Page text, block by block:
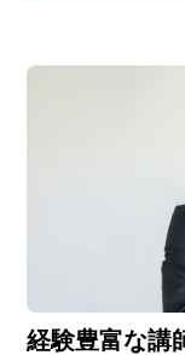
経験豊富な講